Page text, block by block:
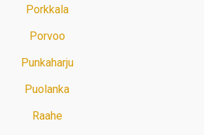
Porkkala
Porvoo
Punkaharju
Puolanka
Raahe